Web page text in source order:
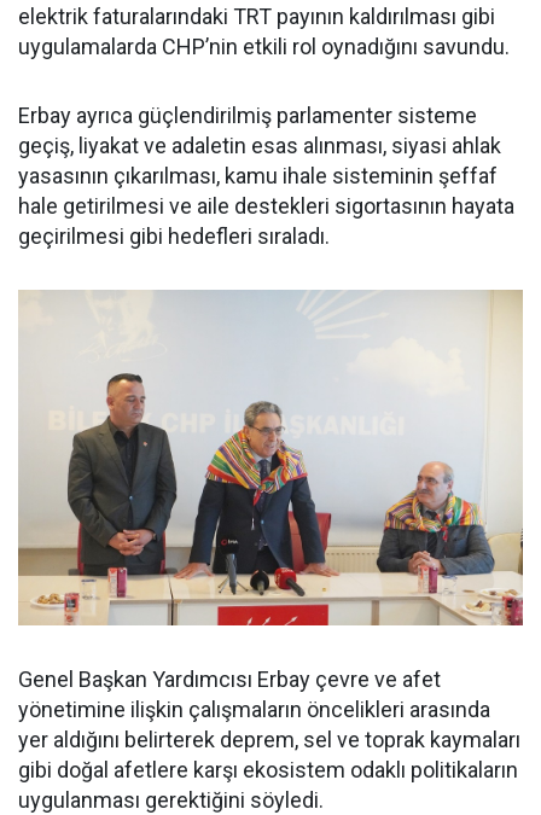
elektrik faturalarındaki TRT payının kaldırılması gibi
uygulamalarda CHP’nin etkili rol oynadığını savundu.
Erbay ayrıca güçlendirilmiş parlamenter sisteme
geçiş, liyakat ve adaletin esas alınması, siyasi ahlak
yasasının çıkarılması, kamu ihale sisteminin şeffaf
hale getirilmesi ve aile destekleri sigortasının hayata
geçirilmesi gibi hedefleri sıraladı.
Genel Başkan Yardımcısı Erbay çevre ve afet
yönetimine ilişkin çalışmaların öncelikleri arasında
yer aldığını belirterek deprem, sel ve toprak kaymaları
gibi doğal afetlere karşı ekosistem odaklı politikaların
uygulanması gerektiğini söyledi.